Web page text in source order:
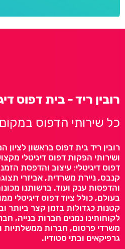
רובין ריד - בית דפוס
כל שירותי הדפוס
רובין ריד בית דפוס בראשון לציון
ושירותי הפקות דפוס דיגיטלי
דפוס דיגיטלי: עיצוב והדפסת
קנבס, ניירת משרדית, אביזרי
והדפסות ענק ועוד. ברשותנו
בעולם, כולל ציוד דפוס דיגיטלי
קטנות כגדולות בזמן קצר ביותר
לקוחותינו נמנים חברות בנייה,
משרדי פרסום, חברות ממשלתיות
גרפיקאים ובתי סטודיו.